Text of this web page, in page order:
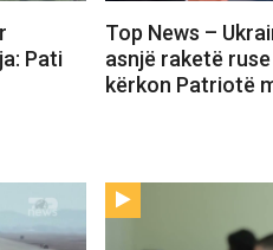
Pati
Top News –
asnjë raketë
kërkon Patriotë